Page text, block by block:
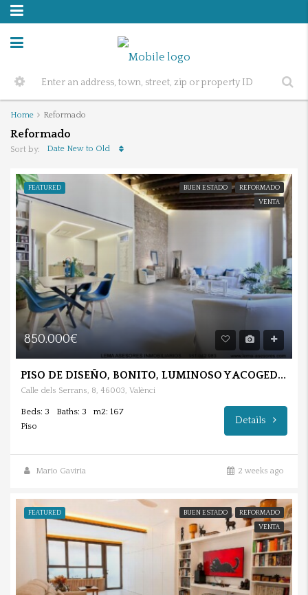
Home Reformado
Reformado
Sort by: Date New to Old
FEATURED BUEN ESTADO
REFORMADO
VENTA
850.000€
PISO DE DISEÑO, BONITO, LUMINOSO Y ACOGEDOR EN BARRIO DE LA SEU.
Calle dels Serrans, 8, 46003, Valènci
Beds: 3 Baths: 3
m2: 167
Piso
Details
Mario Gaviria 2 weeks ago
FEATURED BUEN ESTADO
REFORMADO
VENTA